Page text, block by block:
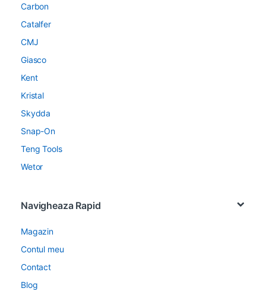
Carbon
Catalfer
CMJ
Giasco
Kent
Kristal
Skydda
Snap-On
Teng Tools
Wetor
Navigheaza Rapid
Magazin
Contul meu
Contact
Blog